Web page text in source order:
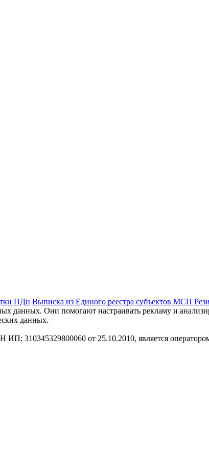
ПДн Выписка из Единого реестра субъектов МСП
данных. Они помогают настраивать рекламу и
данных.
310345329800060 от 25.10.2010, является